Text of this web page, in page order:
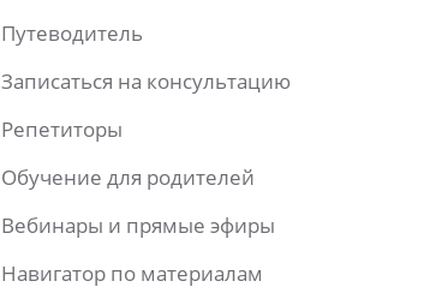
Путеводитель
Записаться на консультацию
Репетиторы
Обучение для родителей
Вебинары и прямые эфиры
Навигатор по материалам